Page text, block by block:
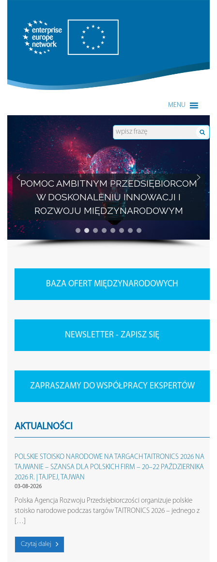
Enterprise Europe Network
MENU
POMOC AMBITNYM PRZEDSIĘBIORCOM
W DOSKONALENIU INNOWACJI I
ROZWOJU MIĘDZYNARODOWYM
BAZA OFERT MIĘDZYNARODOWYCH
NEWSLETTER - ZAPISZ SIĘ
ZAPRASZAMY DO WSPÓŁPRACY EKSPERTÓW
AKTUALNOŚCI
POLSKIE STOISKO NARODOWE NA TARGACH TAITRONICS 2026 NA
TAJWANIE – SZANSA DLA POLSKICH FIRM – 20–22 PAŹDZIERNIKA
2026 R. | TAJPEJ, TAJWAN
03-08-2026
Polska Agencja Rozwoju Przedsiębiorczości organizuje polskie
stoisko narodowe podczas targów TAITRONICS 2026 – jednego z
[…]
Czytaj dalej